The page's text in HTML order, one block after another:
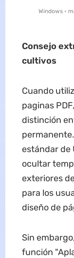
Windows •
Consejo
cultivos
Cuando
paginas
distinción
estándar de
ocultar
exteriores
para los
diseño de
Sin
función